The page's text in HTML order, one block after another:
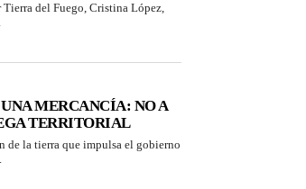
del Fuego, Cristina López,
MERCANCÍA: NO A
TERRITORIAL
de la tierra que impulsa el gobierno